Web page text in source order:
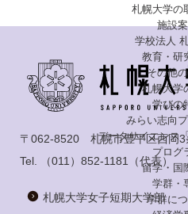
札幌大学の
施設
学校法人
教育・研
その他
札幌大学
学びの
みらい志向
データサイエンス
プログ
留学・国
学群・
学群に
〒062-8520 札幌市豊平区西岡3
Tel.
（011）852-1181 （代表）
札幌大学女子短期大学部